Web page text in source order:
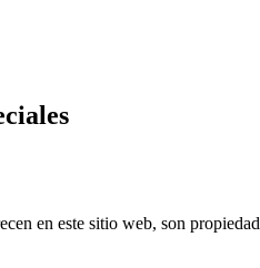
en este sitio web, son